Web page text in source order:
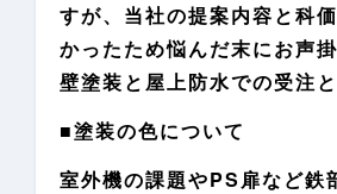
すが、当社の提案内容と科
かったため悩んだ末にお声
壁塗装と屋上防水での受注と
■塗装の色について
室外機の課題やPS扉など鉄